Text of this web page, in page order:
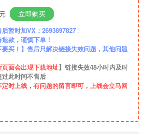
元 立即购买
暂时加VX：2693897827 ！
款，谨慎下单！
要买！】售后只解决链接失效问题，其他问题
页面会出现下载地址】链接失效48小时内及时
此时间不售后
时上线，有问题的留言即可，上线会立马回